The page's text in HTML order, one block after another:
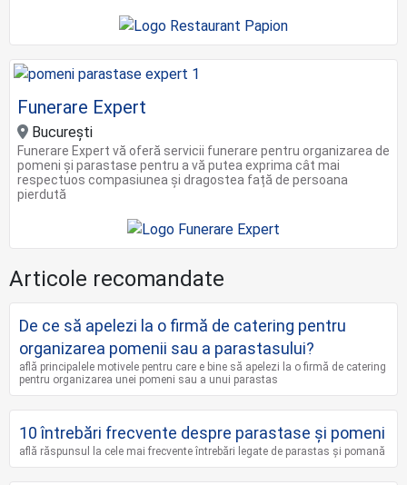
Funerare Expert
Bucureşti
Funerare Expert vă oferă servicii funerare pentru organizarea de
pomeni și parastase pentru a vă putea exprima cât mai
respectuos compasiunea și dragostea față de persoana
pierdută
Articole recomandate
De ce să apelezi la o firmă de catering pentru
organizarea pomenii sau a parastasului?
află principalele motivele pentru care e bine să apelezi la o firmă de catering
pentru organizarea unei pomeni sau a unui parastas
10 întrebări frecvente despre parastase și pomeni
află răspunsul la cele mai frecvente întrebări legate de parastas și pomană